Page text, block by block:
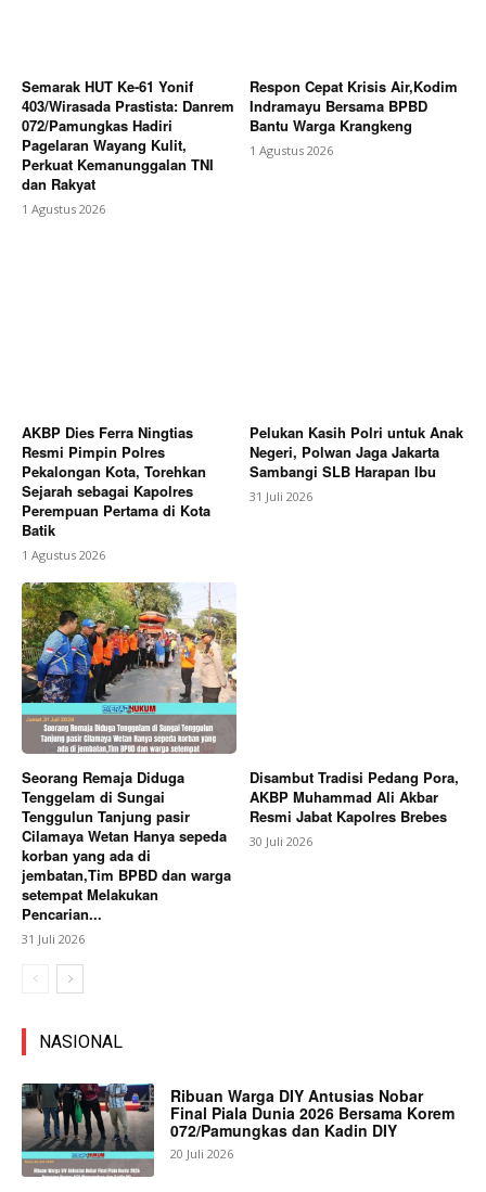
Semarak HUT Ke-61 Yonif
403/Wirasada Prastista: Danrem
072/Pamungkas Hadiri
Pagelaran Wayang Kulit,
Perkuat Kemanunggalan TNI
dan Rakyat
1 Agustus 2026
Respon Cepat Krisis Air,Kodim
Indramayu Bersama BPBD
Bantu Warga Krangkeng
1 Agustus 2026
AKBP Dies Ferra Ningtias
Resmi Pimpin Polres
Pekalongan Kota, Torehkan
Sejarah sebagai Kapolres
Perempuan Pertama di Kota
Batik
1 Agustus 2026
Pelukan Kasih Polri untuk Anak
Negeri, Polwan Jaga Jakarta
Sambangi SLB Harapan Ibu
31 Juli 2026
Seorang Remaja Diduga
Tenggelam di Sungai
Tenggulun Tanjung pasir
Cilamaya Wetan Hanya sepeda
korban yang ada di
jembatan,Tim BPBD dan warga
setempat Melakukan
Pencarian...
31 Juli 2026
Disambut Tradisi Pedang Pora,
AKBP Muhammad Ali Akbar
Resmi Jabat Kapolres Brebes
30 Juli 2026
NASIONAL
Ribuan Warga DIY Antusias Nobar
Final Piala Dunia 2026 Bersama Korem
072/Pamungkas dan Kadin DIY
20 Juli 2026